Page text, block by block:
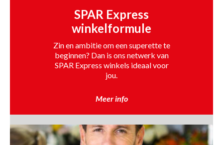
SPAR Express
winkelformule
Zin en ambitie om een superette te
beginnen? Dan is ons netwerk van
SPAR Express winkels ideaal voor
jou.
Meer info